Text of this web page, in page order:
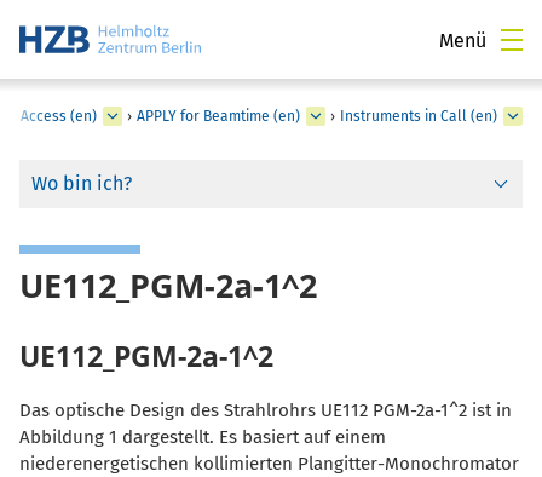
Menü
Access (en) › APPLY for Beamtime (en) › Instruments in Call (en)
Wo bin ich?
UE112_PGM-2a-1^2
UE112_PGM-2a-1^2
Das optische Design des Strahlrohrs UE112 PGM-2a-1^2 ist in
Abbildung 1 dargestellt. Es basiert auf einem
niederenergetischen kollimierten Plangitter-Monochromator